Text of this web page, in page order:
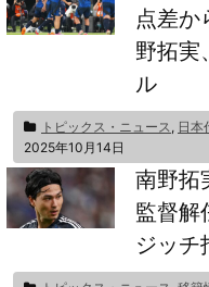
点差か
野拓実
ル
トピックス・ニュース, 日本
2025年10月14日
南野拓
監督解
ジッチ